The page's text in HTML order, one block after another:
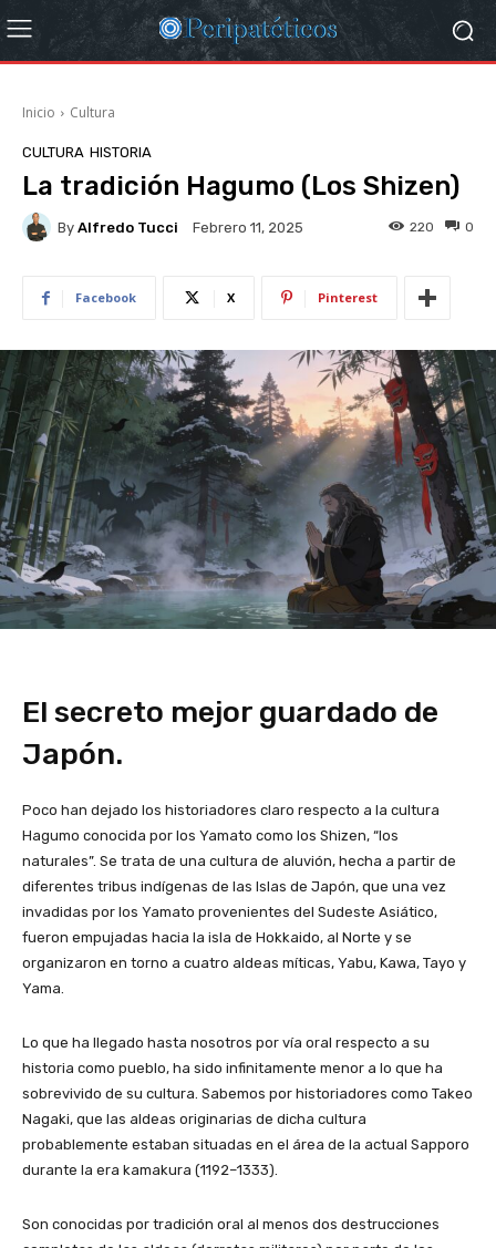
Inicio Cultura
CULTURA HISTORIA
La tradición Hagumo (Los Shizen)
By Alfredo Tucci Febrero 11, 2025 0
220
Facebook X Pinterest
El secreto mejor guardado de
Japón.
Poco han dejado los historiadores claro respecto a la cultura
Hagumo conocida por los Yamato como los Shizen, “los
naturales”. Se trata de una cultura de aluvión, hecha a partir de
diferentes tribus indígenas de las Islas de Japón, que una vez
invadidas por los Yamato provenientes del Sudeste Asiático,
fueron empujadas hacia la isla de Hokkaido, al Norte y se
organizaron en torno a cuatro aldeas míticas, Yabu, Kawa, Tayo y
Yama.
Lo que ha llegado hasta nosotros por vía oral respecto a su
historia como pueblo, ha sido infinitamente menor a lo que ha
sobrevivido de su cultura. Sabemos por historiadores como Takeo
Nagaki, que las aldeas originarias de dicha cultura
probablemente estaban situadas en el área de la actual Sapporo
durante la era kamakura (1192–1333).
Son conocidas por tradición oral al menos dos destrucciones